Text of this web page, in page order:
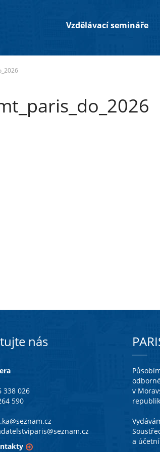
Vzdělávací semináře
nás
338 026
590
v
a